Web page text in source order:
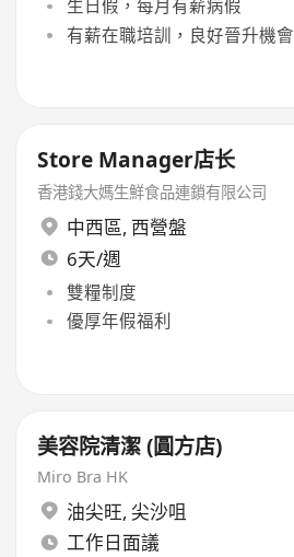
生日假，每月有薪病假
有薪在職培訓，良好晉升機會
Store Manager店长
香港錢大媽生鮮食品連鎖有限公司
中西區, 西營盤
6天/週
雙糧制度
優厚年假福利
美容院清潔 (圓方店)
Miro Bra HK
油尖旺, 尖沙咀
工作日面議